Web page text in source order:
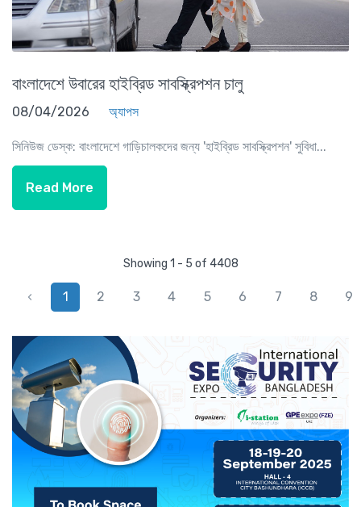
বাংলাদেশে উবারের হাইব্রিড সাবস্ক্রিপশন চালু
08/04/2026 অ্যাপস
সিনিউজ ডেস্ক: বাংলাদেশে গাড়িচালকদের জন্য 'হাইব্রিড সাবস্ক্রিপশন' সুবিধা...
Read More
Showing 1 - 5 of 4408
‹ 1 2 3 4 5 6 7 8 9